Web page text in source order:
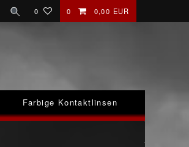
0 0 0,00 EUR
Farbige Kontaktlinsen